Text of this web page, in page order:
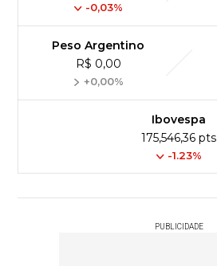
-0,03%
Peso Argentino
R$ 0,00
+0,00%
Ibovespa
175,546,36 pts
-1.23%
PUBLICIDADE